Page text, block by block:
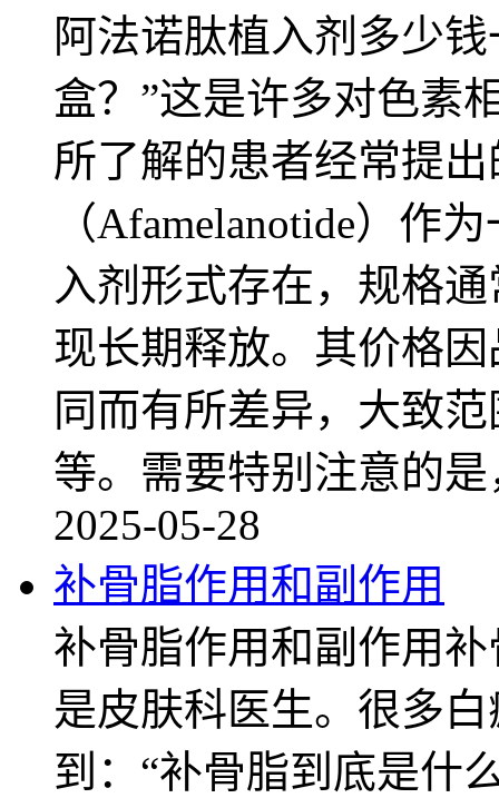
阿法诺肽植入剂多少
盒？”这是许多对色素
所了解的患者经常提
（Afamelanotide）作
入剂形式存在，规格
现长期释放。其价格
同而有所差异，大致
等。需要特别注意的
2025-05-28
补骨脂作用和副作用
补骨脂作用和副作用
是皮肤科医生。很多
到：“补骨脂到底是什